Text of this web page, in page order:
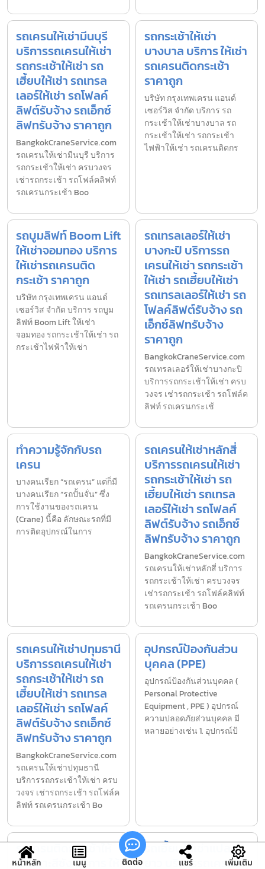
รถเครนให้เช่ามีนบุรี
บริการรถเครนให้เช่า
รถกระเช้าให้เช่า รถ
เฮี้ยบให้เช่า รถเทรล
เลอร์ให้เช่า รถโฟลค์
ลิฟต์รับจ้าง รถเอ็กซ์
ลิฟทรับจ้าง ราคาถูก
BangkokCraneService.com
รถเครนให้เช่ามีนบุรี บริการ
รถกระเช้าให้เช่า ครบวงจร
เช่ารถกระเช้า รถโฟล์คลิฟท์
รถเครนกระเช้า Boo
รถกระเช้าให้เช่า
บางบาล บริการ ให้เช่า
รถเครนติดกระเช้า
ราคาถูก
บริษัท กรุงเทพเครน แอนด์
เซอร์วิส จำกัด บริการ รถ
กระเช้าให้เช่าบางบาล รถ
กระเช้าให้เช่า รถกระเช้า
ไฟฟ้าให้เช่า รถเครนติดกร
รถบูมลิฟท์ Boom Lift
ให้เช่าจอมทอง บริการ
ให้เช่ารถเครนติด
กระเช้า ราคาถูก
บริษัท กรุงเทพเครน แอนด์
เซอร์วิส จำกัด บริการ รถบูม
ลิฟท์ Boom Lift ให้เช่า
จอมทอง รถกระเช้าให้เช่า รถ
กระเช้าไฟฟ้าให้เช่า
รถเทรลเลอร์ให้เช่า
บางกะปิ บริการรถ
เครนให้เช่า รถกระเช้า
ให้เช่า รถเฮี้ยบให้เช่า
รถเทรลเลอร์ให้เช่า รถ
โฟลค์ลิฟต์รับจ้าง รถ
เอ็กซ์ลิฟทรับจ้าง
ราคาถูก
BangkokCraneService.com
รถเทรลเลอร์ให้เช่าบางกะปิ
บริการรถกระเช้าให้เช่า ครบ
วงจร เช่ารถกระเช้า รถโฟล์ค
ลิฟท์ รถเครนกระเช้
ทำความรู้จักกับรถ
เครน
บางคนเรียก “รถเครน” แต่ก็มี
บางคนเรียก “รถปั้นจั่น” ซึ่ง
การใช้งานของรถเครน
(Crane) นี้คือ ลักษณะรถที่มี
การติดอุปกรณ์ในการ
รถเครนให้เช่าหลักสี่
บริการรถเครนให้เช่า
รถกระเช้าให้เช่า รถ
เฮี้ยบให้เช่า รถเทรล
เลอร์ให้เช่า รถโฟลค์
ลิฟต์รับจ้าง รถเอ็กซ์
ลิฟทรับจ้าง ราคาถูก
BangkokCraneService.com
รถเครนให้เช่าหลักสี่ บริการ
รถกระเช้าให้เช่า ครบวงจร
เช่ารถกระเช้า รถโฟล์คลิฟท์
รถเครนกระเช้า Boo
รถเครนให้เช่าปทุมธานี
บริการรถเครนให้เช่า
รถกระเช้าให้เช่า รถ
เฮี้ยบให้เช่า รถเทรล
เลอร์ให้เช่า รถโฟลค์
ลิฟต์รับจ้าง รถเอ็กซ์
ลิฟทรับจ้าง ราคาถูก
BangkokCraneService.com
รถเครนให้เช่าปทุมธานี
บริการรถกระเช้าให้เช่า ครบ
วงจร เช่ารถกระเช้า รถโฟล์ค
ลิฟท์ รถเครนกระเช้า Bo
อุปกรณ์ป้องกันส่วน
บุคคล (PPE)
อุปกรณ์ป้องกันส่วนบุคคล (
Personal Protective
Equipment , PPE ) อุปกรณ์
ความปลอดภัยส่วนบุคคล มี
หลายอย่างเช่น 1. อุปกรณ์ป้
รถเครนติดกระเช้าให้
เช่าเกาะสีชัง บริการ ให้
รถเฮี้ยบให้เช่าแปลง
ยาว บริการรถเครนให้
หน้าหลัก เมนู ติดต่อ แชร์ เพิ่มเติม